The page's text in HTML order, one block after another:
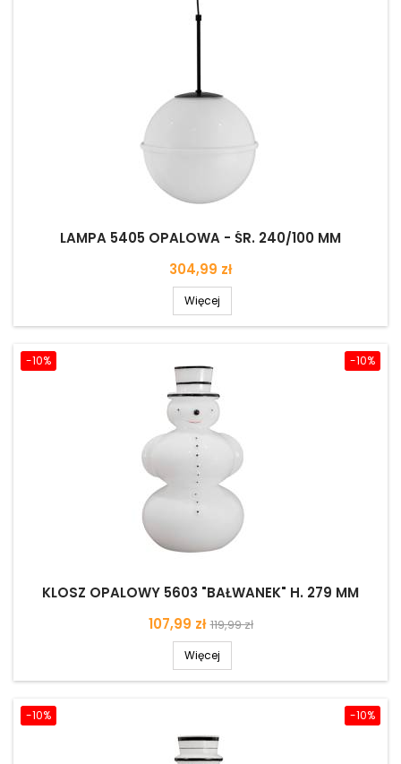
LAMPA 5405 OPALOWA - ŚR. 240/100 MM
Cena
304,99 zł
Więcej
-10%
-10%
KLOSZ OPALOWY 5603 "BAŁWANEK" H. 279 MM
Cena
107,99 zł Cena
podstawowa
119,99 zł
Więcej
-10%
-10%